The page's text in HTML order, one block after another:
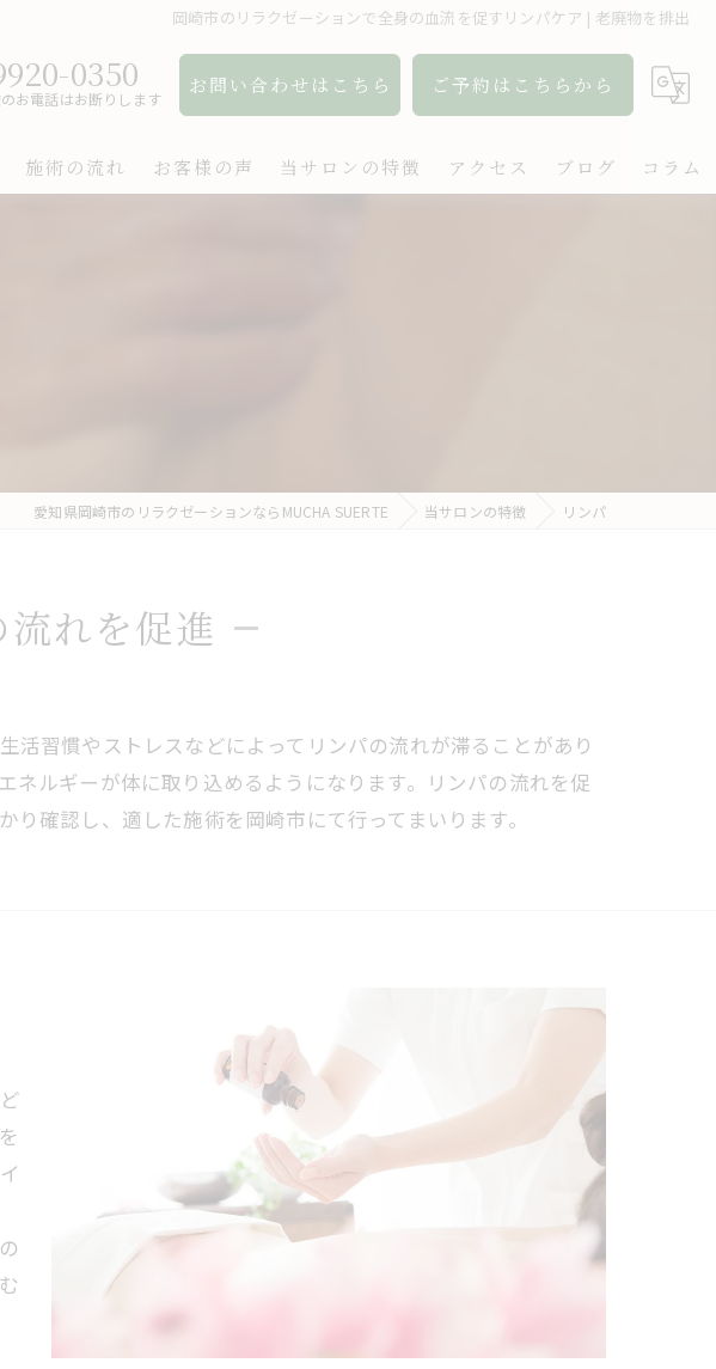
岡崎市のリラクゼーションで全身の血流を促すリンパケア | 老廃物を排出
0350
お電話はお断りします
お問い合わせはこちら ご予約はこちらから
施術の流れ お客様の声 当サロンの特徴 アクセス ブログ コラム
愛知県岡崎市のリラクゼーションならMUCHA SUERTE 当サロンの特徴 リンパ
れを促進
習慣やストレスなどによってリンパの流れが滞ることがあり
ルギーが体に取り込めるようになります。リンパの流れを促
確認し、適した施術を岡崎市にて行ってまいります。